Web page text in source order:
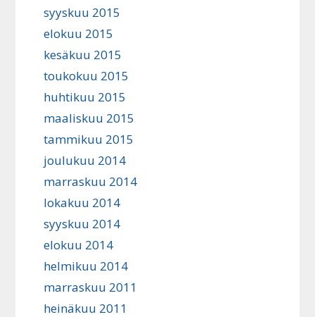
syyskuu 2015
elokuu 2015
kesäkuu 2015
toukokuu 2015
huhtikuu 2015
maaliskuu 2015
tammikuu 2015
joulukuu 2014
marraskuu 2014
lokakuu 2014
syyskuu 2014
elokuu 2014
helmikuu 2014
marraskuu 2011
heinäkuu 2011